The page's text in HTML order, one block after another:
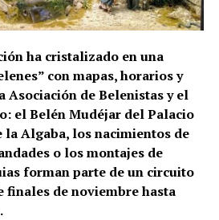
ha cristalizado en una
con mapas, horarios y
Asociación de Belenistas y el
el Belén Mudéjar del Palacio
la Algaba, los nacimientos de
o los montajes de
forman parte de un circuito
finales de noviembre hasta